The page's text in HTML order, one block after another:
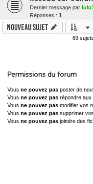
Dernier message par
Réponses : 1
Nouveau sujet
69 sujets
Permissions du forum
Vous ne pouvez pas poster de
Vous ne pouvez pas répondre aux
Vous ne pouvez pas modifier vos
Vous ne pouvez pas supprimer
Vous ne pouvez pas joindre des